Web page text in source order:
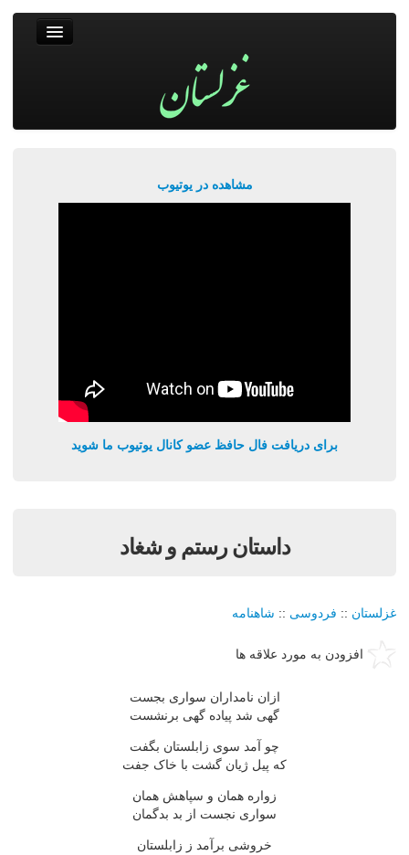
مشاهده در یوتیوب
برای دریافت فال حافظ عضو کانال یوتیوب ما شوید
داستان رستم و شغاد
غزلستان :: فردوسی :: شاهنامه
افزودن به مورد علاقه ها
ازان نامداران سواری بجست
گهی شد پیاده گهی برنشست
چو آمد سوی زابلستان بگفت
که پیل ژیان گشت با خاک جفت
زواره همان و سپاهش همان
سواری نجست از بد بدگمان
خروشی برآمد ز زابلستان